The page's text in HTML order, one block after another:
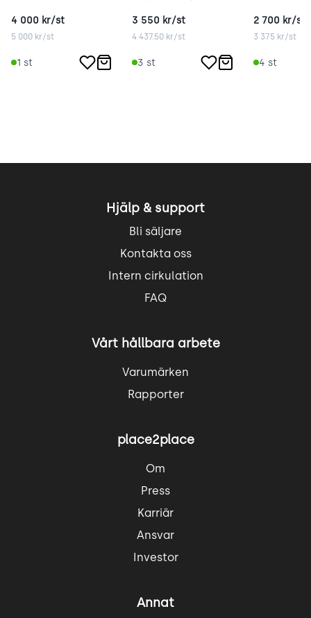
4 000 kr/st
5 000 kr/st
1 st
3 550 kr/st
4 437.50 kr/st
3 st
2 700 kr/st
3 375kr/st
4 st
Hjälp & support
Bli säljare
Kontakta oss
Intern cirkulation
FAQ
Vårt hållbara arbete
Varumärken
Rapporter
place2place
Om
Press
Karriär
Ansvar
Investor
Annat